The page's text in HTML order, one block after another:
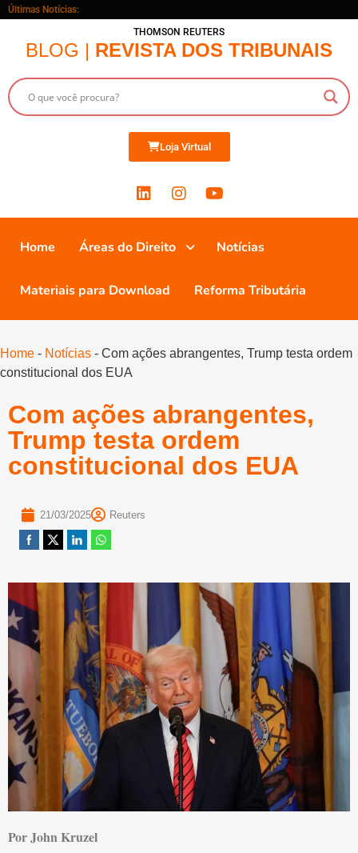
Últimas Notícias:
THOMSON REUTERS
BLOG | REVISTA DOS TRIBUNAIS
Loja Virtual
Home Áreas do Direito Notícias
Materiais para Download Reforma Tributária
Home - Notícias - Com ações abrangentes, Trump testa ordem
constitucional dos EUA
Com ações abrangentes,
Trump testa ordem
constitucional dos EUA
21/03/2025 Reuters
Por John Kruzel